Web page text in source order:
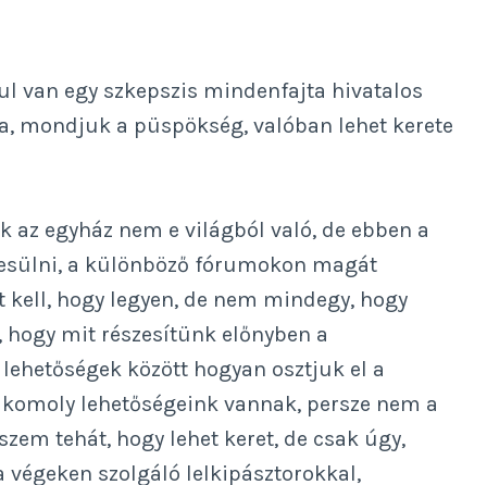
van egy szkepszis mindenfajta hivatalos
mondjuk a püspökség, valóban lehet kerete
egyház nem e világból való, de ebben a
a különböző fórumokon magát
hogy legyen, de nem mindegy, hogy
mit részesítünk előnyben a
között hogyan osztjuk el a
lehetőségeink vannak, persze nem a
tehát, hogy lehet keret, de csak úgy,
végeken szolgáló lelkipásztorokkal,